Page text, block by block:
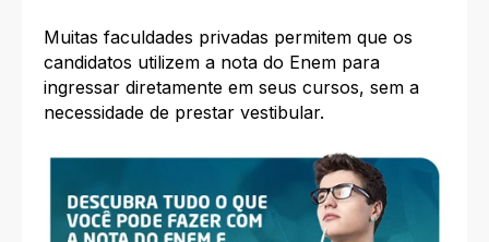
Muitas faculdades privadas permitem que os
candidatos utilizem a nota do Enem para
ingressar diretamente em seus cursos, sem a
necessidade de prestar vestibular.